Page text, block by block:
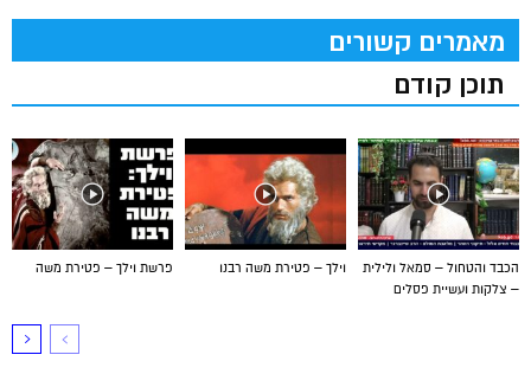
מאמרים קשורים
תוכן קודם
פרשת וילך – פטירת משה וילך – פטירת משה רבנו
הכבד והטחול – סמאל ולילית
– צלקות ועשיית פסלים